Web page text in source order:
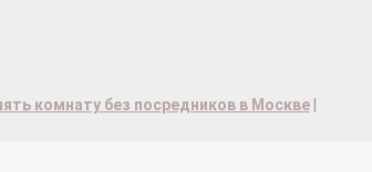
комнату без посредников в Москве